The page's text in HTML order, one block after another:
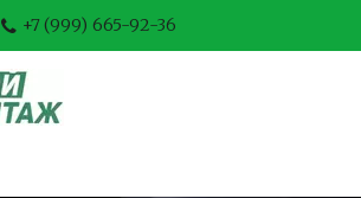
+7 (999) 665-92-36